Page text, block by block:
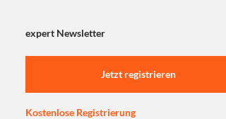
expert Newsletter
Jetzt registrieren
Kostenlose Registrierung